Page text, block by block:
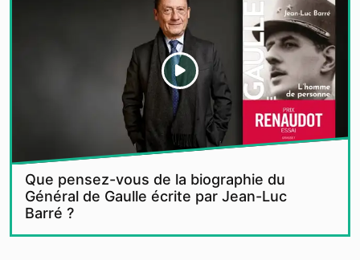
Que pensez-vous de la biographie du
Général de Gaulle écrite par Jean-Luc
Barré ?